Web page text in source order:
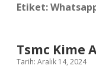
Etiket:
Tsmc Kime
Tarih: Aralık 14, 2024